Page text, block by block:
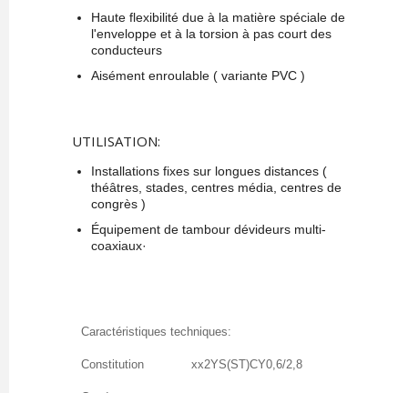
Haute flexibilité due à la matière spéciale de
l'enveloppe et à la torsion à pas court des
conducteurs
Aisément enroulable ( variante PVC )
UTILISATION:
Installations fixes sur longues distances (
théâtres, stades, centres média, centres de
congrès )
Équipement de tambour dévideurs multi-
coaxiaux·
Caractéristiques techniques:
Constitution xx2YS(ST)CY0,6/2,8